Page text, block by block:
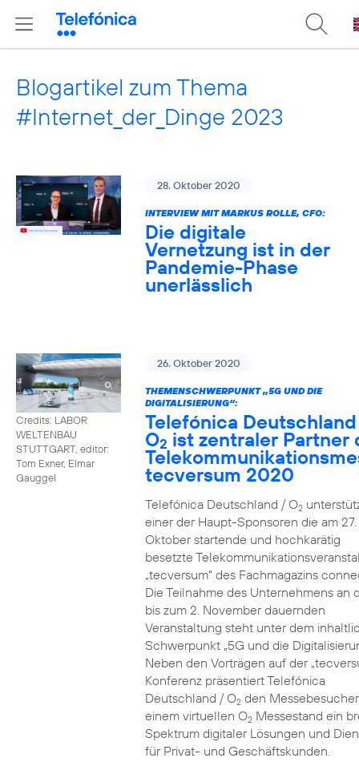
Blogartikel zum Thema
#Internet_der_Dinge 2023
28. Oktober 2020
INTERVIEW MIT MARKUS ROLLE, CFO:
Die digitale
Vernetzung ist in der
Pandemie-Phase
unerlässlich
Credits: LABOR
WELTENBAU
STUTTGART, editor:
Tom Exner, Elmar
Gauggel
26. Oktober 2020
THEMENSCHWERPUNKT „5G UND DIE
DIGITALISIERUNG“:
Telefónica
O2 ist zentraler Partner
tecversum 2020
Telefónica Deutschland / O2
einer der Haupt-Sponsoren die am 27.
Oktober startende und hochkarätig
besetzte
„tecversum“ des Fachmagazins
Die Teilnahme des Unternehmens an
bis zum 2. November dauernden
Veranstaltung steht unter dem
Schwerpunkt „5G und die
Neben den Vorträgen auf der
Konferenz präsentiert Telefónica
Deutschland / O2den
einem virtuellen O2Messestand ein
Spektrum digitaler Lösungen und
für Privat- und Geschäftskunden.